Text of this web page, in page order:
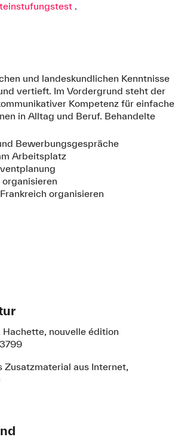
.
und landeskundlichen Kenntnisse
vertieft. Im Vordergrund steht der
Kompetenz für einfache
in Alltag und Beruf. Behandelte
Bewerbungsgespräche
Arbeitsplatz
organisieren
Hachette, nouvelle édition
Zusatzmaterial aus Internet,